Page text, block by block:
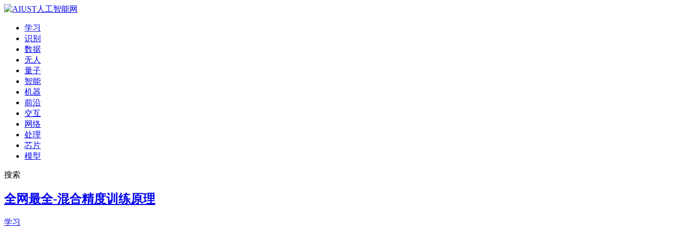
学习
识别
数据
无人
量子
智能
机器
前沿
交互
网络
处理
芯片
模型
搜索
全网最全-混合精度训练原理
学习